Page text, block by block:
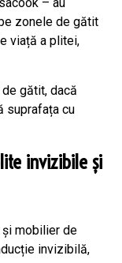
zonele de gătit
viață a plitei,
gătit, dacă
suprafața cu
invizibile și
mobilier de
invizibilă,